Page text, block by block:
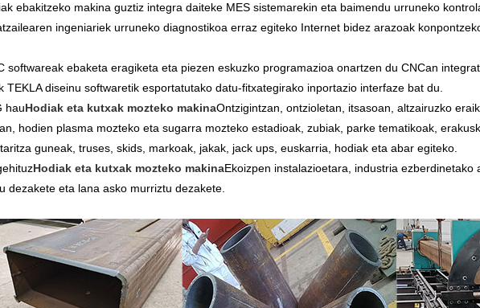
ebakitzeko makina guztiz integra daiteke MES sistemarekin eta baimendu urruneko
ingeniariek urruneko diagnostikoa erraz egiteko Internet bidez arazoak
softwareak ebaketa eragiketa eta piezen eskuzko programazioa onartzen du CNCan
TEKLA diseinu softwaretik esportatutako datu-fitxategirako inportazio interfaze bat du.
hauHodiak eta kutxak mozteko makinaOntzigintzan, ontzioletan, itsasoan, altzairuzko
hodien plasma mozteko eta sugarra mozteko estadioak, zubiak, parke tematikoak,
guneak, truses, skids, markoak, jakak, jack ups, euskarria, hodiak eta abar egiteko.
Hodiak eta kutxak mozteko makinaEkoizpen instalazioetara, industria ezberdinetako
dezakete eta lana asko murriztu dezakete.